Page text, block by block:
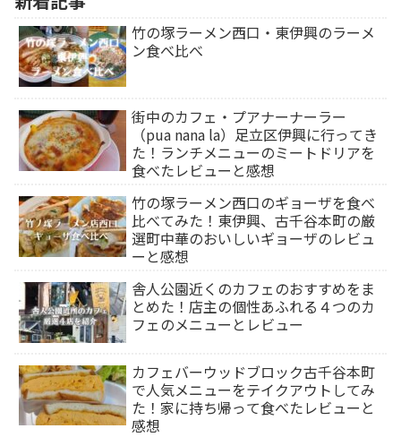
竹の塚ラーメン西口・東伊興のラーメ
ン食べ比べ
街中のカフェ・プアナーナーラー
（pua nana la）足立区伊興に行ってき
た！ランチメニューのミートドリアを
食べたレビューと感想
竹の塚ラーメン西口のギョーザを食べ
比べてみた！東伊興、古千谷本町の厳
選町中華のおいしいギョーザのレビュ
ーと感想
舎人公園近くのカフェのおすすめをま
とめた！店主の個性あふれる４つのカ
フェのメニューとレビュー
カフェバーウッドブロック古千谷本町
で人気メニューをテイクアウトしてみ
た！家に持ち帰って食べたレビューと
感想